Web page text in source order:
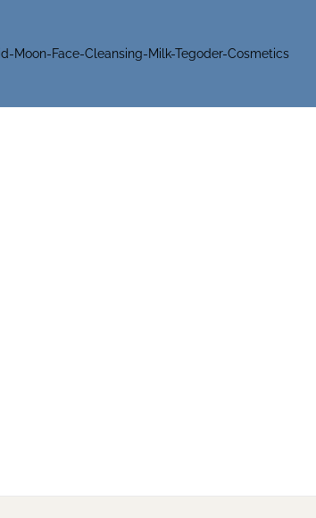
Moon-Face-Cleansing-Milk-Tegoder-Cosmetics